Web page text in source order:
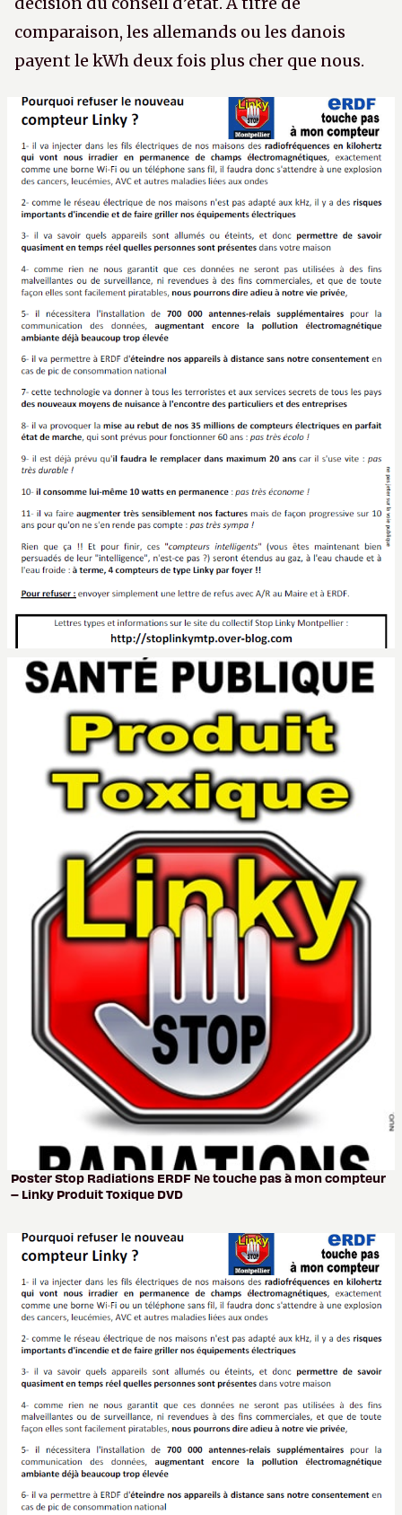
comparaison, les allemands ou les danois
payent le kWh deux fois plus cher que nous.
Poster Stop Radiations ERDF Ne touche pas à mon compteur
– Linky Produit Toxique DVD